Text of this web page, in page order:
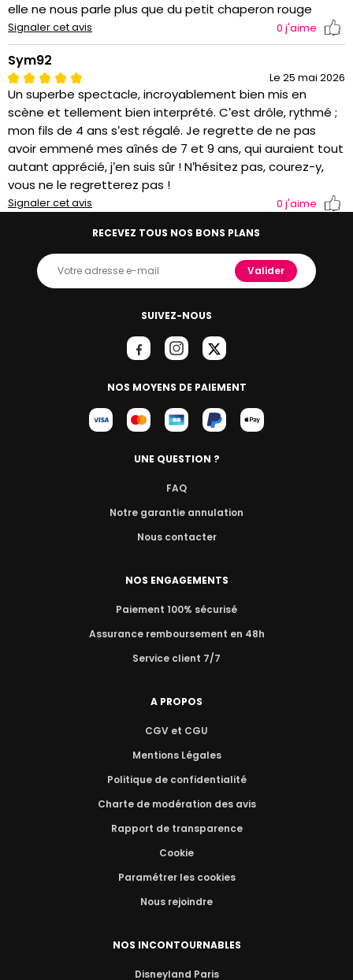
elle ne nous parle plus que du petit chaperon rouge
Signaler cet avis 0 j'aime
Sym92
Le 25 mai 2026
Un superbe spectacle, incroyablement bien mis en
scène et tellement bien interprété. C’est drôle, rythmé ;
mon fils de 4 ans s’est régalé. Je regrette de ne pas
avoir emmené mes aînés de 7 et 9 ans, qui auraient tout
autant apprécié, j’en suis sûr ! N’hésitez pas, courez-y,
vous ne le regretterez pas !
Signaler cet avis 0 j'aime
SUIVEZ-NOUS
NOS MOYENS DE PAIEMENT
RECEVEZ TOUS NOS BONS PLANS
Valider
UNE QUESTION ?
FAQ
Notre garantie annulation
Nous contacter
NOS ENGAGEMENTS
Paiement 100% sécurisé
Assurance remboursement en 48h
Service client 7/7
A PROPOS
CGV et CGU
Mentions Légales
Politique de confidentialité
Charte de modération des avis
Rapport de transparence
Cookie
Paramétrer les cookies
Nous rejoindre
NOS INCONTOURNABLES
Disneyland Paris